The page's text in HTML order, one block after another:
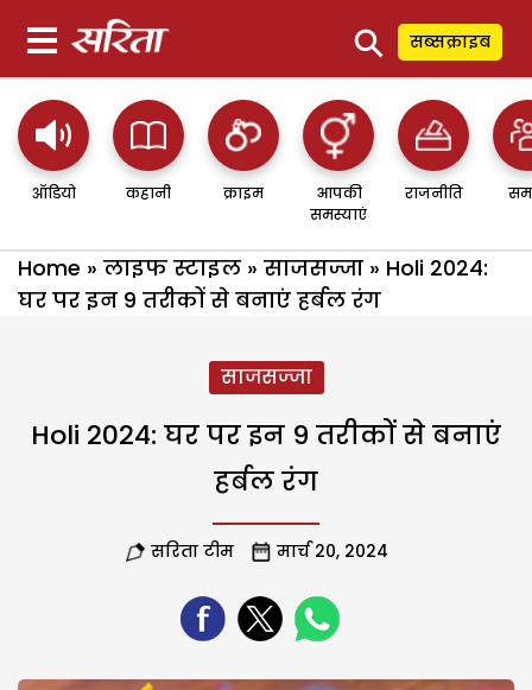
⚲ सब्सक्राइब
ऑडियो कहानी क्राइम
आपकी
समस्याएं
राजनीति
Home » लाइफ स्टाइल » साजसज्जा » Holi 2024:
घर पर इन 9 तरीकों से बनाएं हर्बल रंग
साजसज्जा
Holi 2024: घर पर इन 9 तरीकों से बनाएं
हर्बल रंग
सरिता टीम मार्च 20, 2024